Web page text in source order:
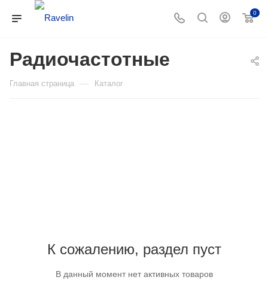
0
Радиочастотные
Главная страница — Каталог
К сожалению, раздел пуст
В данный момент нет активных товаров